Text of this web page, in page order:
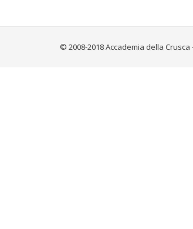
© 2008-2018 Accademia della